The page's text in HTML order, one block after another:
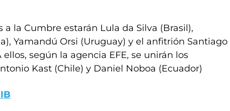
a la Cumbre estarán Lula da Silva (Brasil),
Yamandú Orsi (Uruguay) y el anfitrión Santiago
ellos, según la agencia EFE, se unirán los
Kast (Chile) y Daniel Noboa (Ecuador)